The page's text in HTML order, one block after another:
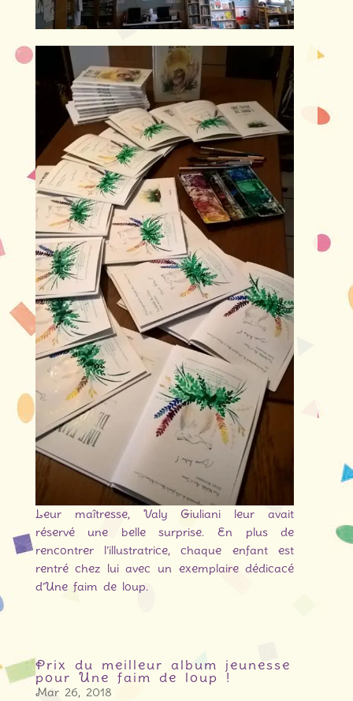
Leur maîtresse, Valy Giuliani leur avait
réservé une belle surprise. En plus de
rencontrer l’illustratrice, chaque enfant est
rentré chez lui avec un exemplaire dédicacé
d’Une faim de loup.
Prix du meilleur album jeunesse
pour Une faim de loup !
Mar 26, 2018